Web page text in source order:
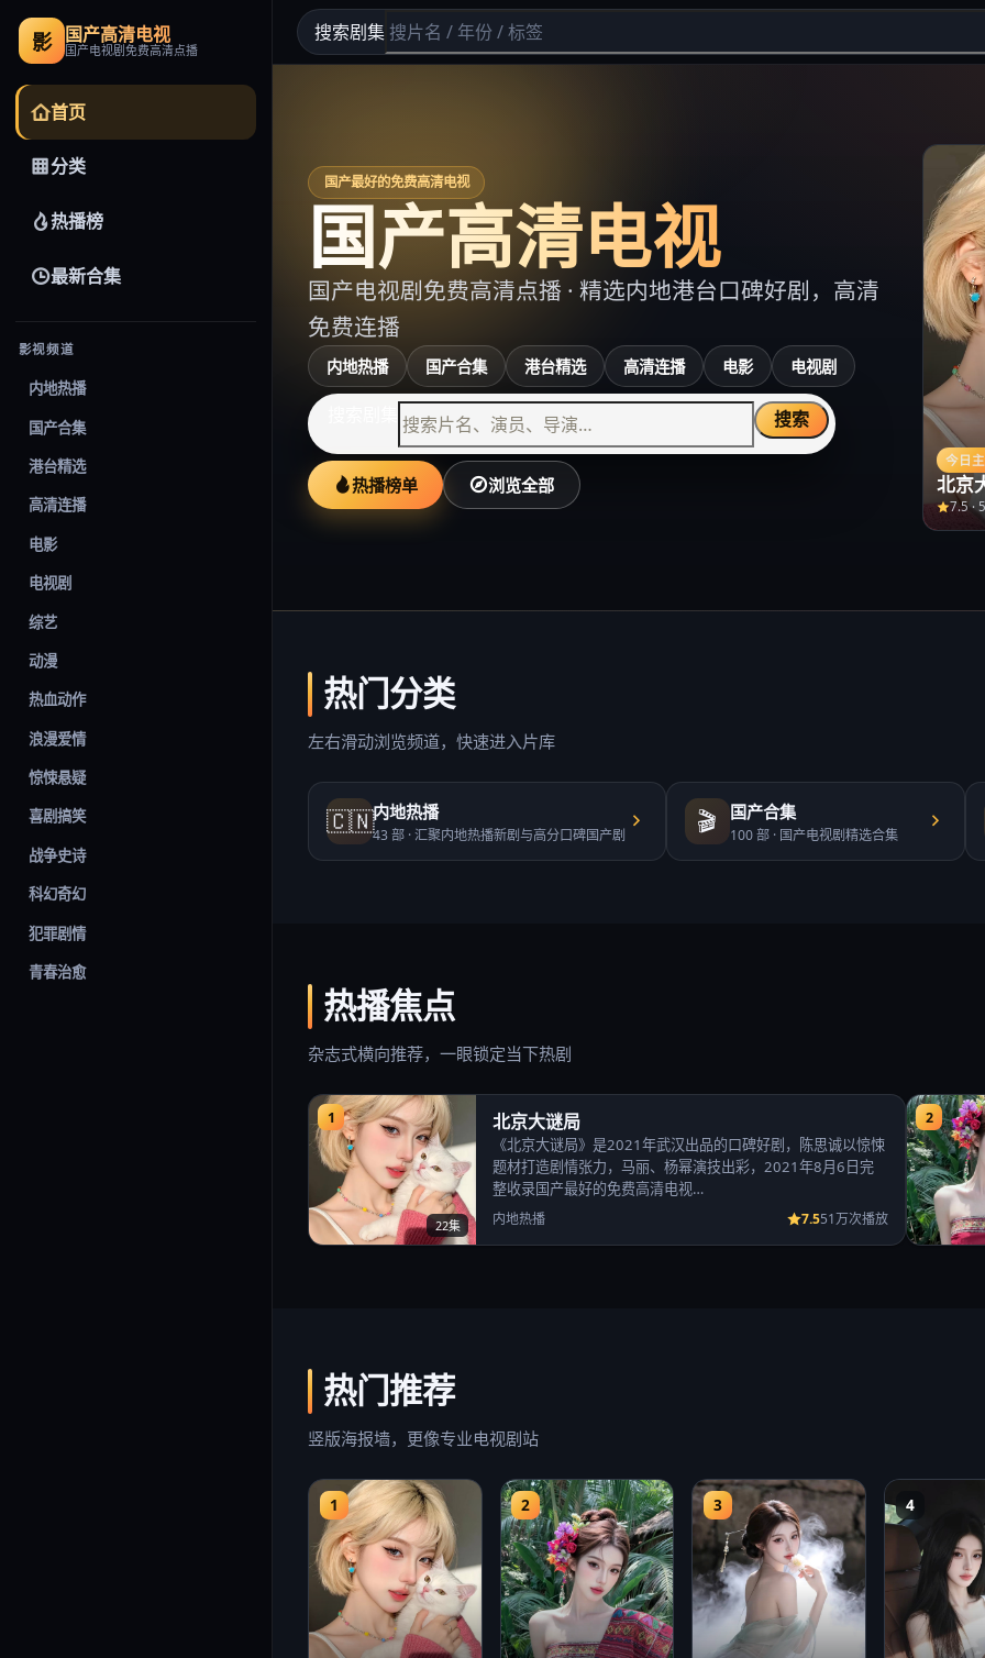
影 国产高清电视
国产电视剧免费高清点播
首页
分类
热播榜
最新合集
影视频道
内地热播
国产合集
港台精选
高清连播
电影
电视剧
综艺
动漫
热血动作
浪漫爱情
惊悚悬疑
喜剧搞笑
战争史诗
科幻奇幻
犯罪剧情
青春治愈
搜索剧集
国产最好的免费高清电视
国产高清电视
国产电视剧免费高清点播 · 精选内地港台口碑好剧，高清
免费连播
内地热播 国产合集 港台精选 高清连播 电影 电视剧
搜索
热播榜单 浏览全部
今日
北京
7.5·
热门分类
左右滑动浏览频道，快速进入片库
🇨🇳内地热播
43部 ·汇聚内地热播新剧与高分口碑国产剧 🎬 国产合集
100部 · 国产电视剧精选合集
热播焦点
杂志式横向推荐，一眼锁定当下热剧
1
22集
北京大谜局
《北京大谜局》是2021年武汉出品的口碑好剧，陈思诚以惊悚
题材打造剧情张力，马丽、杨幂演技出彩，2021年8月6日完
整收录国产最好的免费高清电视…
内地热播 7.551万次播放
2
热门推荐
竖版海报墙，更像专业电视剧站
1 2 3 4